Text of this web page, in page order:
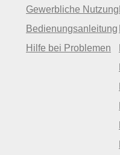
Gewerbliche Nutzung
Bedienungsanleitung
Hilfe bei Problemen